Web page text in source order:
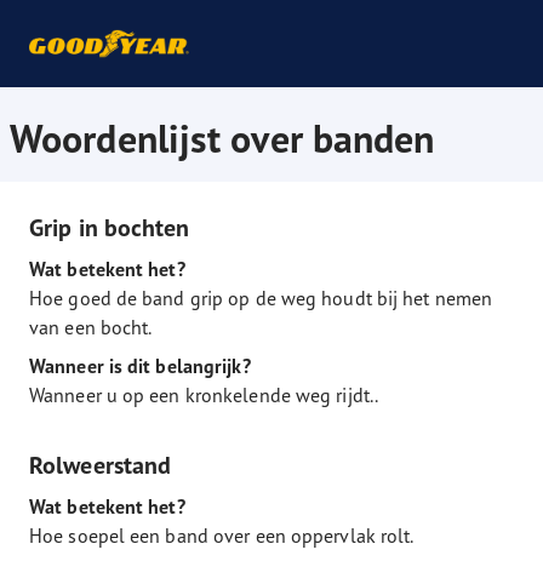
Woordenlijst over banden
Grip in bochten
Wat betekent het?
Hoe goed de band grip op de weg houdt bij het nemen
van een bocht.
Wanneer is dit belangrijk?
Wanneer u op een kronkelende weg rijdt..
Rolweerstand
Wat betekent het?
Hoe soepel een band over een oppervlak rolt.